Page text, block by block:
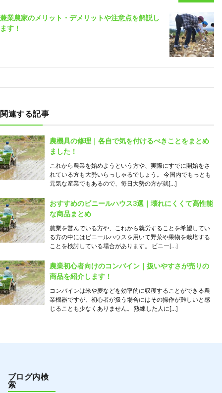
兼業農家のメリット・デメリットや注意点を解説し
ます！
関連する記事
農機具の修理｜各自で気を付けるべきことをまとめ
ました！
これから農業を始めようという方や、実際にすでに開始をさ
れている方も大勢いらっしゃるでしょう。 今国内でもっとも
元気な産業でもあるので、毎日大勢の方が就[…]
おすすめのビニールハウス3選｜壊れにくくて高性能
な商品まとめ
農業を営んでいる方や、これから就労することを希望してい
る方の中にはビニールハウスを用いて野菜や果物を栽培する
ことを検討している場合があります。 ビニー[…]
農業初心者向けのコンバイン｜扱いやすさが売りの
商品を紹介します！
コンバインは米や麦などを効率的に収穫することができる農
業機器ですが、初心者が扱う場合にはその操作が難しいと感
じることも少なくありません。 熟練した人に[…]
ブログ内検
索